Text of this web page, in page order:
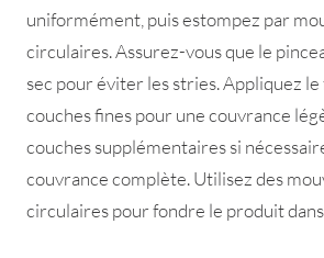
uniformément, puis estompez par
circulaires. Assurez-vous que le
sec pour éviter les stries. Appliquez
couches fines pour une couvrance
couches supplémentaires si
couvrance complète. Utilisez des
circulaires pour fondre le produit dans